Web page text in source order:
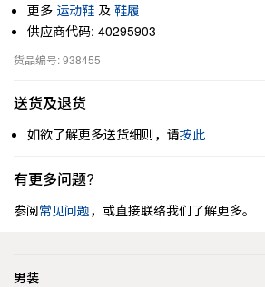
更多 运动鞋 及 鞋履
供应商代码: 40295903
货品编号: 938455
送货及退货
如欲了解更多送货细则，请按此
有更多问题?
参阅常见问题，或直接联络我们了解更多。
男装